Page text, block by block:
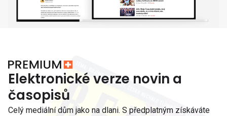
Elektronické verze novin a
časopisů
Celý mediální dům jako na dlani. S předplatným získáváte